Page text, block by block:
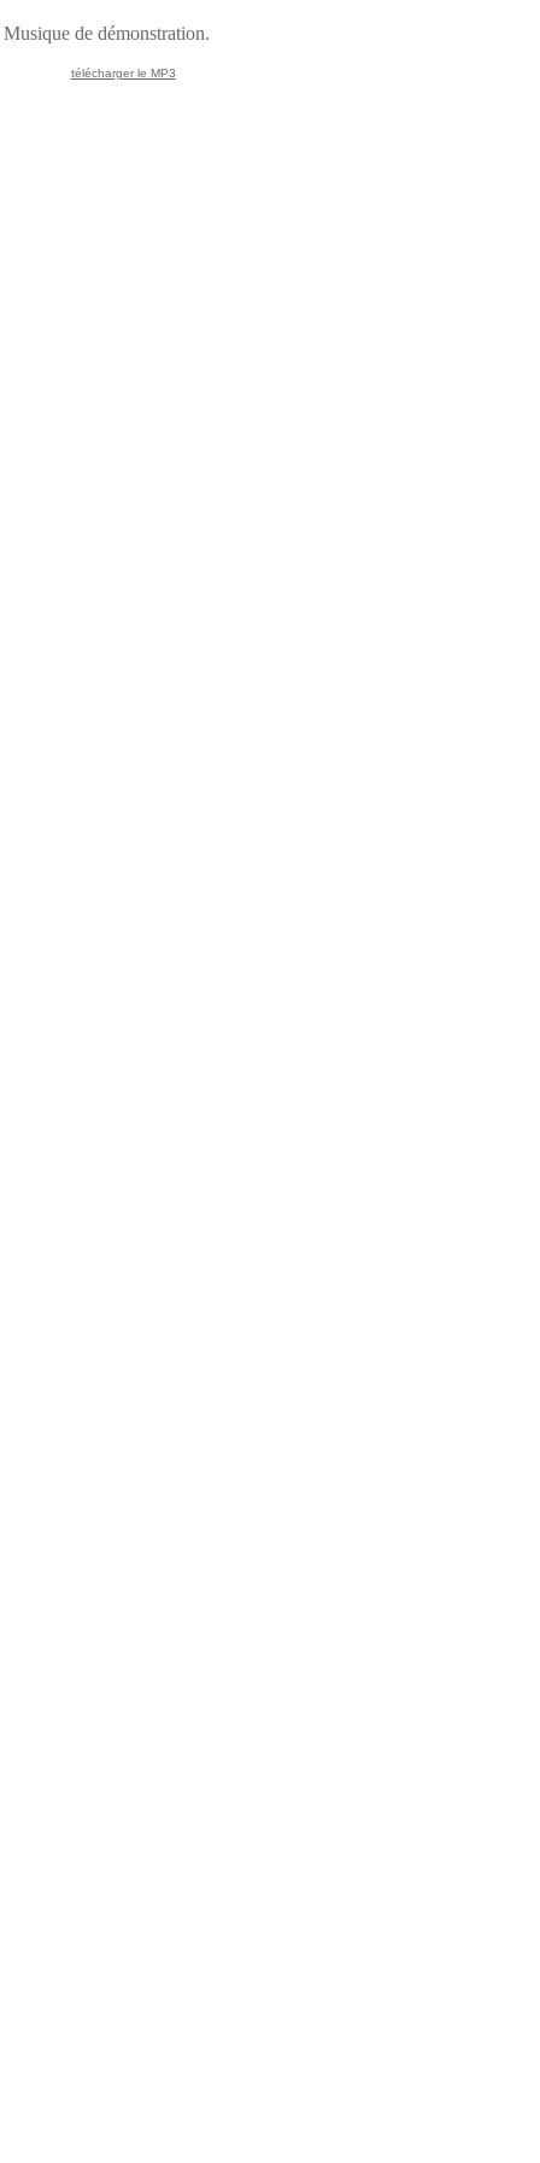
Musique de démonstration.
télécharger le MP3